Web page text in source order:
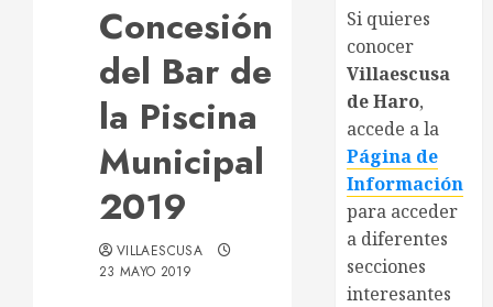
Concesión
del Bar de
la Piscina
Municipal
2019
VILLAESCUSA
23 MAYO 2019
Si quieres
conocer
Villaescusa
de Haro,
accede a la
Página de
Información
para acceder
a diferentes
secciones
interesantes